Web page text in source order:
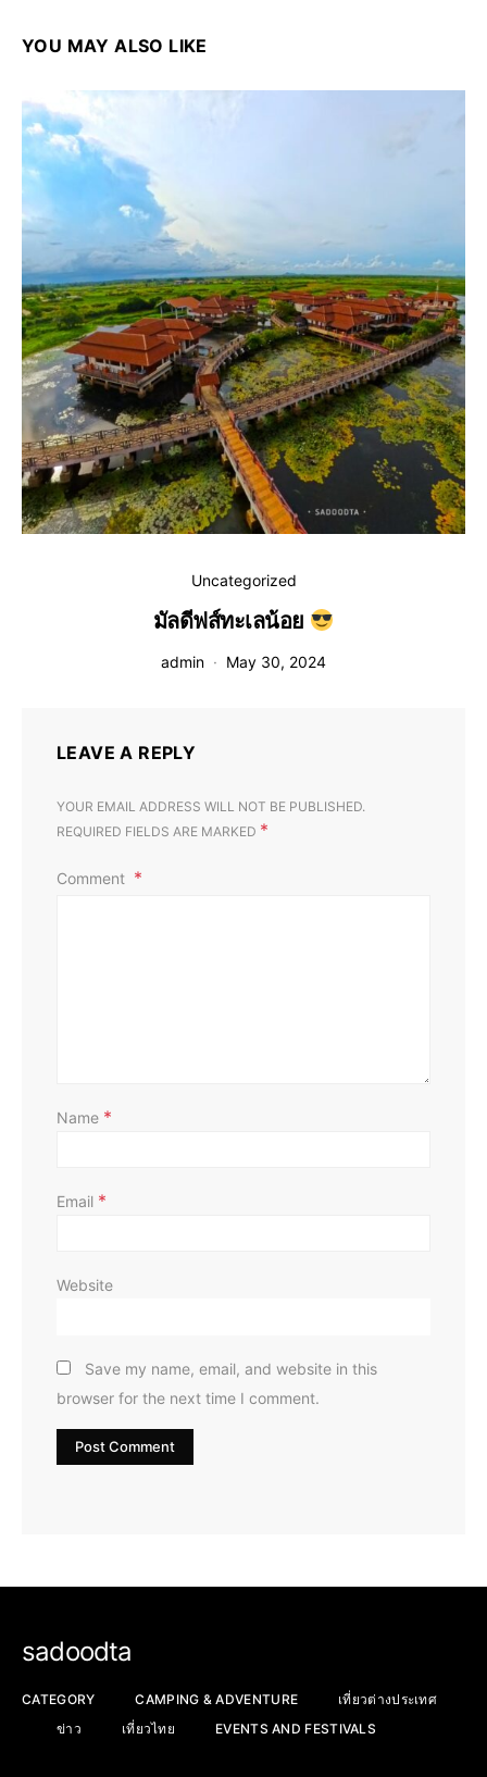
YOU MAY ALSO LIKE
Uncategorized
มัลดีฟส์ทะเลน้อย
admin May 30, 2024
LEAVE A REPLY
YOUR EMAIL ADDRESS WILL NOT BE PUBLISHED.
REQUIRED FIELDS ARE MARKED *
Comment
Name *
Email *
Website
Save my name, email, and website in this
browser for the next time I comment.
sadoodta
CATEGORY CAMPING & ADVENTURE
เที่ยวต่างประเทศ
ข่าว
เที่ยวไทย EVENTS AND FESTIVALS